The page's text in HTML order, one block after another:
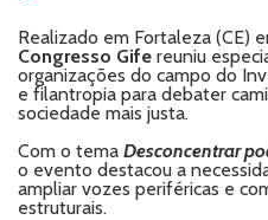
Realizado em Fortaleza (CE)
Congresso Gife reuniu
organizações do campo do
e filantropia para debater
sociedade mais justa.
Com o tema Desconcentrar
o evento destacou a
ampliar vozes periféricas e
estruturais.